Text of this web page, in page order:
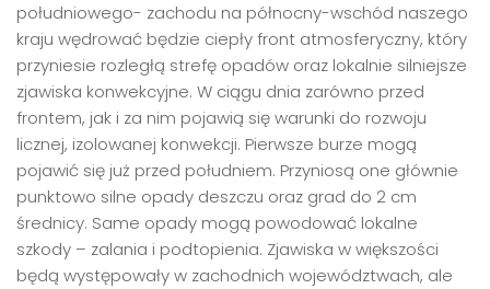
południowego- zachodu na północny-wschód naszego
kraju wędrować będzie ciepły front atmosferyczny, który
przyniesie rozległą strefę opadów oraz lokalnie silniejsze
zjawiska konwekcyjne. W ciągu dnia zarówno przed
frontem, jak i za nim pojawią się warunki do rozwoju
licznej, izolowanej konwekcji. Pierwsze burze mogą
pojawić się już przed południem. Przyniosą one głównie
punktowo silne opady deszczu oraz grad do 2 cm
średnicy. Same opady mogą powodować lokalne
szkody – zalania i podtopienia. Zjawiska w większości
będą występowały w zachodnich województwach, ale